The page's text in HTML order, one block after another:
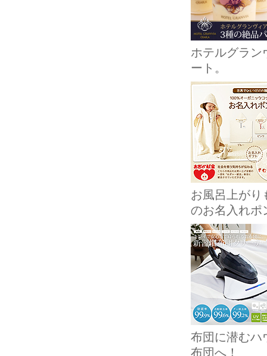
ホテルグラン
ート。
お風呂上がり
のお名入れポ
布団に潜むハ
布団へ！